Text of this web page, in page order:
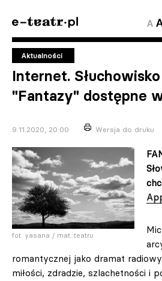
Aktualności
Internet.
"Fantazy" dostępne
9.11.2020, 20:00 Wersja do druku
fot. yasana / mat. teatru
romantycznej jako dramat
miłości, zdradzie, szlachetności i